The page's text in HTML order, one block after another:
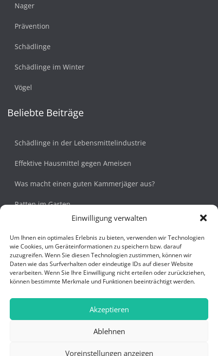
Einwilligung verwalten
Um Ihnen ein optimales Erlebnis zu bieten, verwenden wir Technologien
wie Cookies, um Geräteinformationen zu speichern bzw. darauf
zuzugreifen. Wenn Sie diesen Technologien zustimmen, können wir
Daten wie das Surfverhalten oder eindeutige IDs auf dieser Website
verarbeiten. Wenn Sie Ihre Einwilligung nicht erteilen oder zurückziehen,
können bestimmte Merkmale und Funktionen beeinträchtigt werden.
Akzeptieren
Ablehnen
Voreinstellungen anzeigen
Nager
Prävention
Schädlinge
Schädlinge im Winter
Vögel
Beliebte Beiträge
Schädlinge in der Lebensmittelindustrie
Effektive Hausmittel gegen Ameisen
Was macht einen guten Kammerjäger aus?
Ratten im Garten
Navigation
Startseite
Über uns
Datenschutz